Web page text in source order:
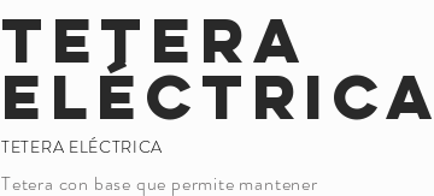
Tetera
Eléctrica
TETERA ELÉCTRICA
Tetera con base que permite mantener